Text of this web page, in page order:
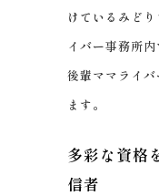
けているみど
イバー事務所
後輩ママライ
ます。
多彩な資格
信者